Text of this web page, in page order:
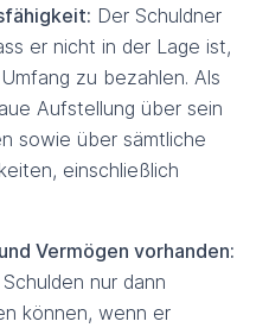
Der Schuldner
er nicht in der Lage ist,
zu bezahlen. Als
Aufstellung über sein
sowie über sämtliche
einschließlich
Vermögen vorhanden:
nur dann
können, wenn er